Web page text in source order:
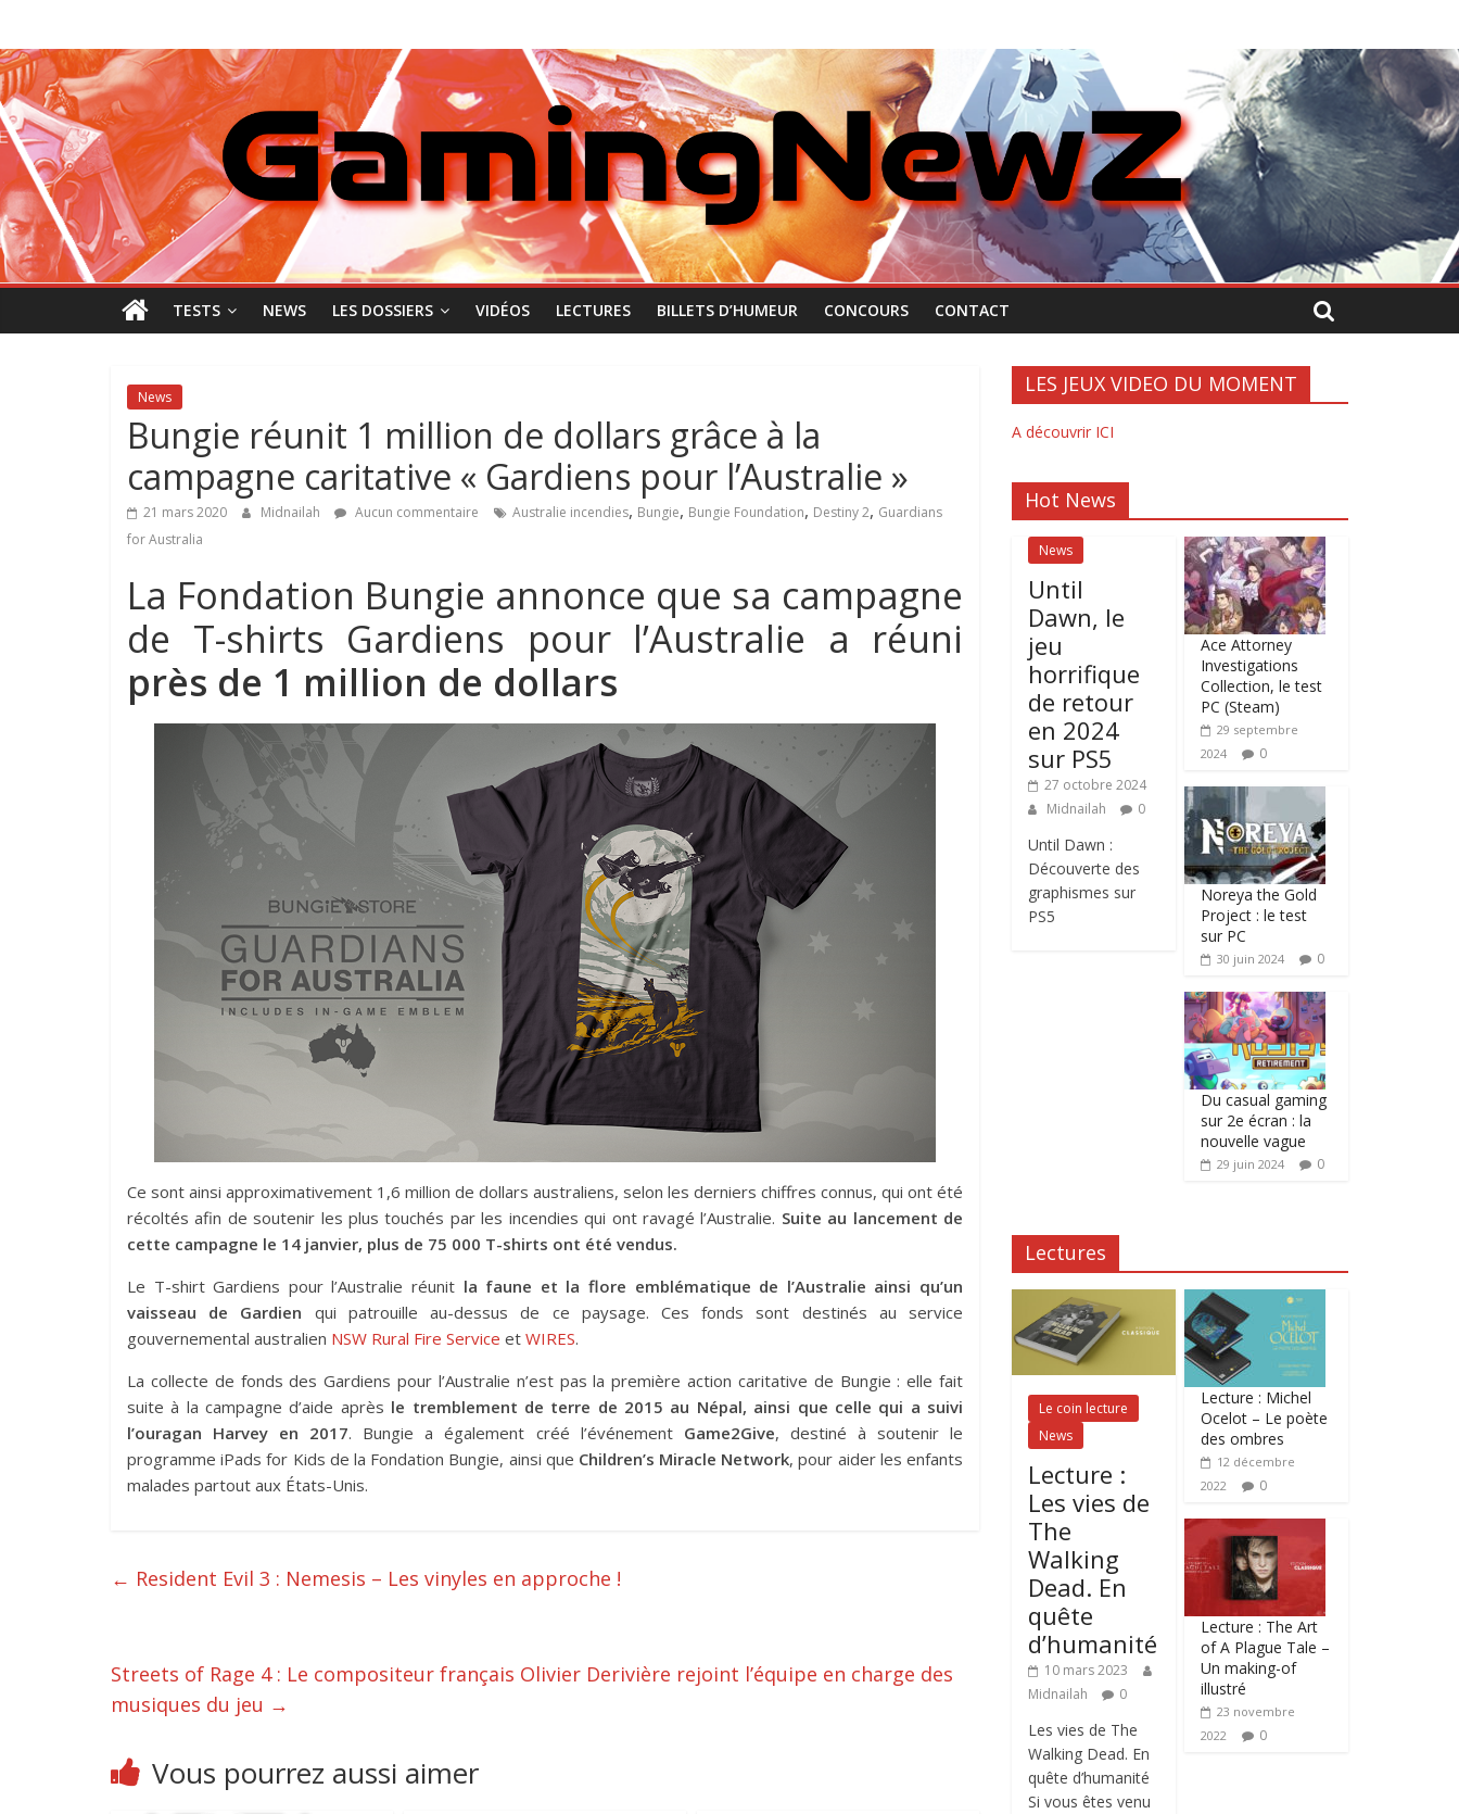
contenu
GamingNewZ
Tests
et
Actu
des
jeux
vidéo
TESTS NEWS LES DOSSIERS VIDÉOS LECTURES BILLETS D’HUMEUR CONCOURS CONTACT
News
Bungie réunit 1 million de dollars grâce à la
campagne caritative « Gardiens pour l’Australie »
21 mars 2020 Midnailah Aucun commentaire Australie incendies, Bungie, Bungie Foundation, Destiny 2, Guardians
for Australia
La Fondation Bungie annonce que sa campagne
de T-shirts Gardiens pour l’Australie a réuni
près de 1 million de dollars
Ce sont ainsi approximativement 1,6 million de dollars australiens, selon les derniers chiffres connus, qui ont été
récoltés afin de soutenir les plus touchés par les incendies qui ont ravagé l’Australie. Suite au lancement de
cette campagne le 14 janvier, plus de 75 000 T-shirts ont été vendus.
Le T-shirt Gardiens pour l’Australie réunit la faune et la flore emblématique de l’Australie ainsi qu’un
vaisseau de Gardien qui patrouille au-dessus de ce paysage. Ces fonds sont destinés au service
gouvernemental australien NSW Rural Fire Service et WIRES.
La collecte de fonds des Gardiens pour l’Australie n’est pas la première action caritative de Bungie : elle fait
suite à la campagne d’aide après le tremblement de terre de 2015 au Népal, ainsi que celle qui a suivi
l’ouragan Harvey en 2017. Bungie a également créé l’événement Game2Give, destiné à soutenir le
programme iPads for Kids de la Fondation Bungie, ainsi que Children’s Miracle Network, pour aider les enfants
malades partout aux États-Unis.
← Resident Evil 3 : Nemesis – Les vinyles en approche !
Streets of Rage 4 : Le compositeur français Olivier Derivière rejoint l’équipe en charge des
musiques du jeu →
Vous pourrez aussi aimer
LES JEUX VIDEO DU MOMENT
A découvrir ICI
Hot News
News
Until
Dawn, le
jeu
horrifique
de retour
en 2024
sur PS5
27 octobre 2024
Midnailah
0
Until Dawn :
Découverte des
graphismes sur
PS5
Ace Attorney
Investigations
Collection, le test
PC (Steam)
29 septembre
2024
0
Noreya the Gold
Project : le test
sur PC
30 juin 2024 0
Du casual gaming
sur 2e écran : la
nouvelle vague
29 juin 2024 0
Lectures
Le coin lecture
News
Lecture :
Les vies de
The
Walking
Dead. En
quête
d’humanité
10 mars 2023
Midnailah
0
Les vies de The
Walking Dead. En
quête d’humanité
Si vous êtes venu
Lecture : Michel
Ocelot – Le poète
des ombres
12 décembre
2022
0
Lecture : The Art
of A Plague Tale –
Un making-of
illustré
23 novembre
2022
0